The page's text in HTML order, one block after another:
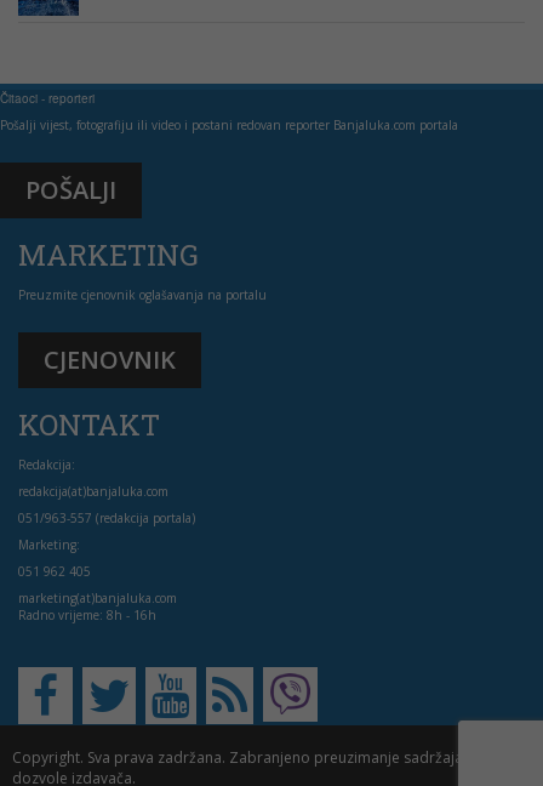
Čitaoci - reporteri
Pošalji vijest, fotografiju ili video i postani redovan reporter Banjaluka.com portala
POŠALJI
MARKETING
Preuzmite cjenovnik oglašavanja na portalu
CJENOVNIK
KONTAKT
Redakcija:
redakcija(at)banjaluka.com
051/963-557 (redakcija portala)
Marketing:
051 962 405
marketing(at)banjaluka.com
Radno vrijeme: 8h - 16h
Copyright. Sva prava zadržana. Zabranjeno preuzimanje sadržaja bez
dozvole izdavača.